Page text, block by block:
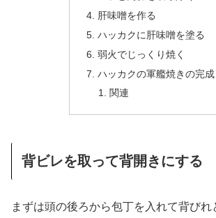
肝味噌を作る
ハッカクに肝味噌を塗る
弱火でじっくり焼く
ハッカクの軍艦焼きの完成
関連
背ビレを取って背開きにする
まずは頭の後ろから包丁を入れて背びれ